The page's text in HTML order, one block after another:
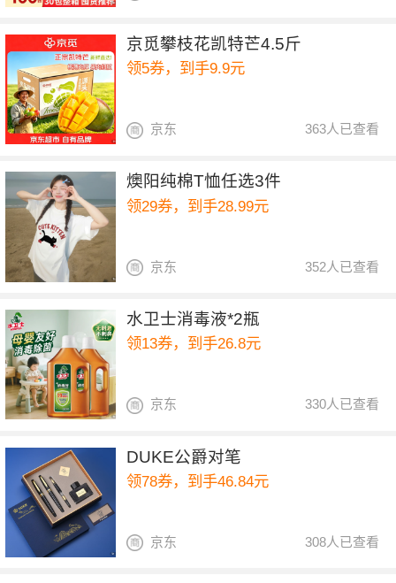
京觅攀枝花凯特芒4.5斤
领5券，到手9.9元
363人已查看
京东
燠阳纯棉T恤任选3件
领29券，到手28.99元
352人已查看
京东
水卫士消毒液*2瓶
领13券，到手26.8元
330人已查看
京东
DUKE公爵对笔
领78券，到手46.84元
308人已查看
京东